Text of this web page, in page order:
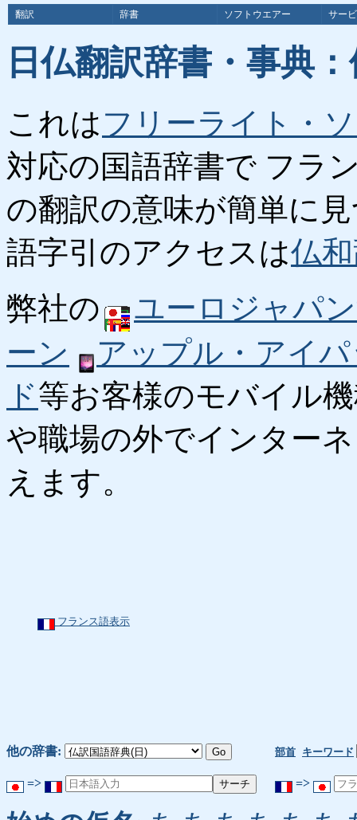
翻訳 辞書 ソフトウエアー サー
日仏翻訳辞書・事典
これはフリーライト・
対応の国語辞書で フラ
の翻訳の意味が簡単に
語字引のアクセスは仏
弊社の
ユーロジャパ
ーン
アップル・アイ
ド等お客様のモバイル
や職場の外でインター
えます。
フランス語表示
他の辞書: 部首 キーワード
=> =>